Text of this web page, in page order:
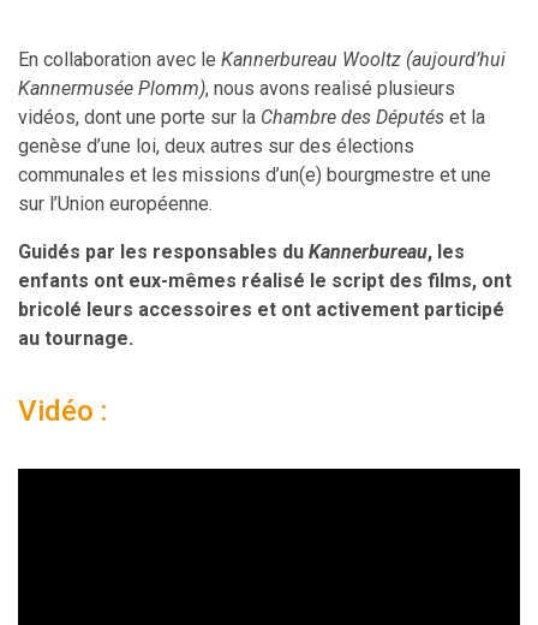
En collaboration avec le Kannerbureau Wooltz (aujourd’hui
Kannermusée Plomm), nous avons realisé plusieurs
vidéos, dont une porte sur la Chambre des Députés et la
genèse d’une loi, deux autres sur des élections
communales et les missions d’un(e) bourgmestre et une
sur l’Union européenne.
Guidés par les responsables du Kannerbureau, les
enfants ont eux-mêmes réalisé le script des films, ont
bricolé leurs accessoires et ont activement participé
au tournage.
Vidéo :